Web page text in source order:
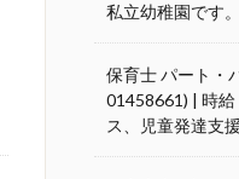
私立幼稚園です
保育士 パート・
01458661) | 時
ス、児童発達支